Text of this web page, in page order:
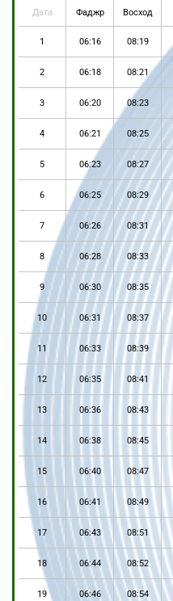
Дата Фаджр Восход
1 06:16 08:19
2 06:18 08:21
3 06:20 08:23
4 06:21 08:25
5 06:23 08:27
6 06:25 08:29
7 06:26 08:31
8 06:28 08:33
9 06:30 08:35
10 06:31 08:37
11 06:33 08:39
12 06:35 08:41
13 06:36 08:43
14 06:38 08:45
15 06:40 08:47
16 06:41 08:49
17 06:43 08:51
18 06:44 08:52
19 06:46 08:54